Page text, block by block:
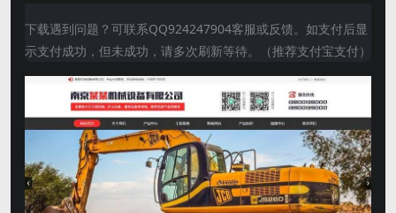
下载遇到问题？可联系QQ924247904客服或反馈。如支付后显
示支付成功，但未成功，请多次刷新等待。（推荐支付宝支付）